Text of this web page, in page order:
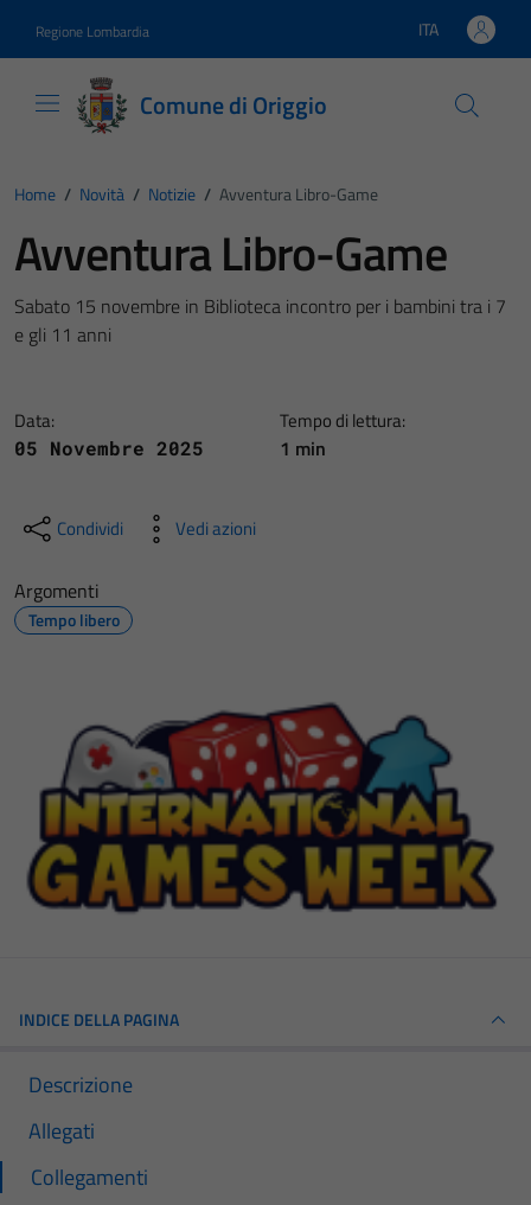
Regione Lombardia Lingua attiva:
ITA
Comune di Origgio
Home / Novità / Notizie / Avventura Libro-Game
Avventura Libro-Game
Sabato 15 novembre in Biblioteca incontro per i bambini tra i 7
e gli 11 anni
Data:
05 Novembre 2025
Tempo di lettura:
1 min
Condividi Vedi azioni
Argomenti
Tempo libero
INDICE DELLA PAGINA
Descrizione
Allegati
Collegamenti